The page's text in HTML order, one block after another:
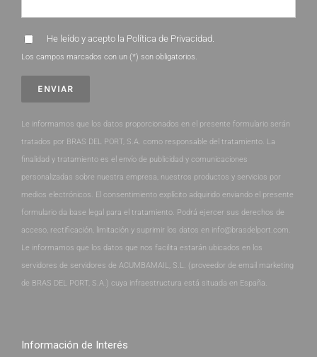
He leído y acepto la Política de Privacidad.
Los campos marcados con un (*) son obligatorios.
Le informamos que los datos proporcionados en el presente formulario serán
tratados por BRAS DEL PORT, S.A. como responsable del tratamiento. La
finalidad y tratamiento es el envío de publicidad y comunicaciones
personalizadas sobre nuestra empresa, nuestros productos y servicios por
medios electrónicos. El consentimiento explícito adquirido enviando el presente
formulario da base legal para el tratamiento. Podrá ejercer sus derechos de
acceso, rectificación, limitación y suprimir los datos en info@brasdelport.com.
Le informamos que los datos que nos facilita estarán ubicados en los
servidores de servidores de ACUMBAMAIL, S.L. (proveedor de email marketing
de BRAS DEL PORT, S.A.) cuya infraestructura está situada en España.
Información de Interés